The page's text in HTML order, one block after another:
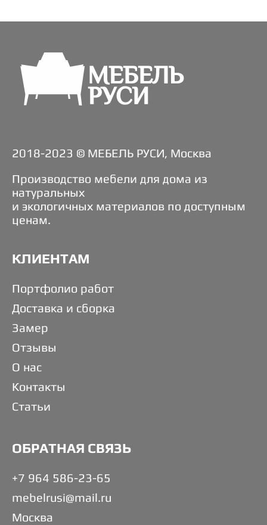
2018-2023 © МЕБЕЛЬ РУСИ, Москва
Производство мебели для дома из
натуральных
и экологичных материалов по доступным
ценам.
КЛИЕНТАМ
Портфолио работ
Доставка и сборка
Замер
Отзывы
О нас
Контакты
Статьи
ОБРАТНАЯ СВЯЗЬ
+7 964 586-23-65
mebelrusi@mail.ru
Москва